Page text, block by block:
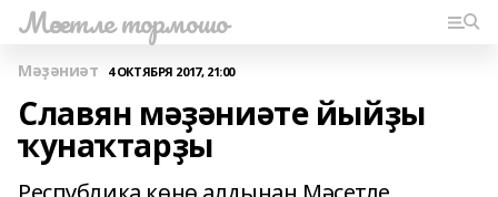
Мәсетле тормошо
Мәҙәниәт 4 ОКТЯБРЯ 2017, 21:00
Славян мәҙәниәте йыйҙы
ҡунаҡтарҙы